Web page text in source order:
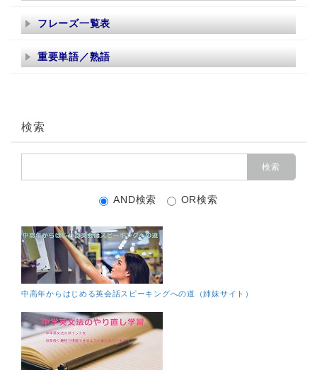
フレーズ一覧表
重要単語／熟語
検索
AND検索 OR検索
中高年からはじめる英会話スピーキングへの道（姉妹サイト）